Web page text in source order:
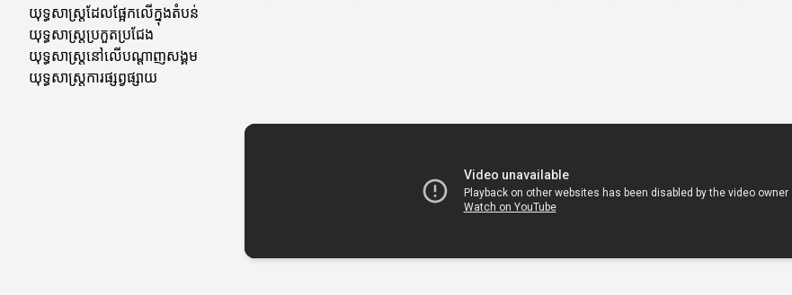
យុទ្ធសាស្ត្រដែលផ្អែកលើក្នុងតំបន់
យុទ្ធសាស្ត្រប្រកួតប្រជែង
យុទ្ធសាស្ត្រនៅលើបណ្តាញសង្គម
យុទ្ធសាស្ត្រការផ្សព្វផ្សាយ